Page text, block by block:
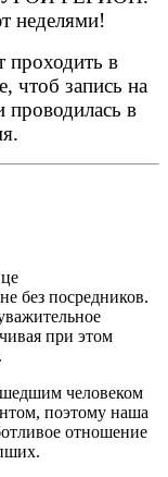
неделями!
проходить в
чтоб запись на
в
без посредников.
при этом
человеком
поэтому наша
отношение